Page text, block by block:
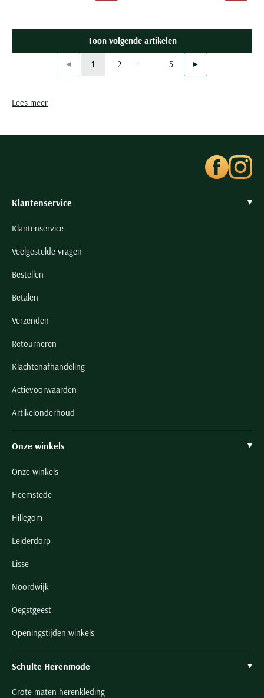
Toon volgende artikelen
Vorige
1 2
Page
5 Volgende
Lees meer
Klantenservice
Klantenservice
Veelgestelde vragen
Bestellen
Betalen
Verzenden
Retourneren
Klachtenafhandeling
Actievoorwaarden
Artikelonderhoud
Onze winkels
Onze winkels
Heemstede
Hillegom
Leiderdorp
Lisse
Noordwijk
Oegstgeest
Openingstijden winkels
Schulte Herenmode
Grote maten herenkleding